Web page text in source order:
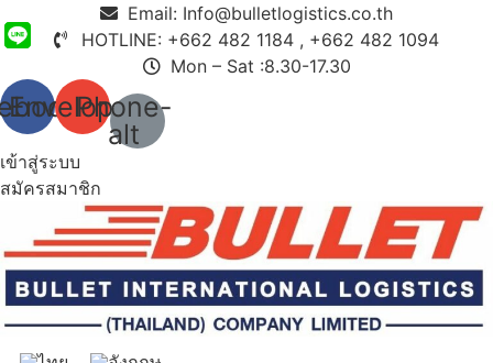
Email: Info@bulletlogistics.co.th
HOTLINE: +662 482 1184 , +662 482 1094
Mon – Sat :8.30-17.30
Envelope
Phone-
alt
เข้าสู่ระบบ
สมัครสมาชิก